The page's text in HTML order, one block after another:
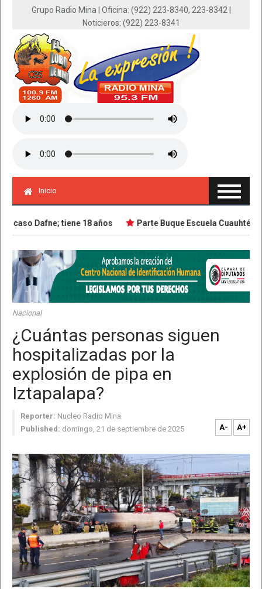
Grupo Radio Mina | Oficina: (922) 223-8340, 223-8342 |
Noticieros: (922) 223-8341
Inicio
Dafne; tiene 18 años Parte Buque Escuela Cuauhtémoc
Nacional
¿Cuántas personas siguen
hospitalizadas por la
explosión de pipa en
Iztapalapa?
Reporter: Nucleo Radio Mina
Published: domingo, 21 de septiembre de 2025 A- A+